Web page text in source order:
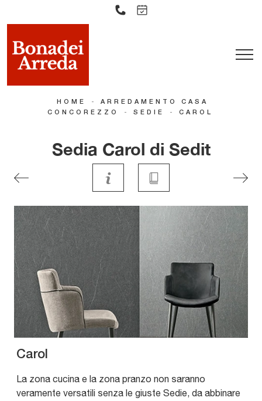
HOME -
ARREDAMENTO CASA
CONCOREZZO
- SEDIE - CAROL
Sedia Carol di Sedit
Carol
La zona cucina e la zona pranzo non saranno
veramente versatili senza le giuste Sedie, da abbinare